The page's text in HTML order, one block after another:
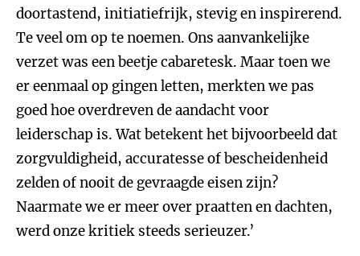
doortastend, initiatiefrijk, stevig en inspirerend.
Te veel om op te noemen. Ons aanvankelijke
verzet was een beetje cabaretesk. Maar toen we
er eenmaal op gingen letten, merkten we pas
goed hoe overdreven de aandacht voor
leiderschap is. Wat betekent het bijvoorbeeld dat
zorgvuldigheid, accuratesse of bescheidenheid
zelden of nooit de gevraagde eisen zijn?
Naarmate we er meer over praatten en dachten,
werd onze kritiek steeds serieuzer.’